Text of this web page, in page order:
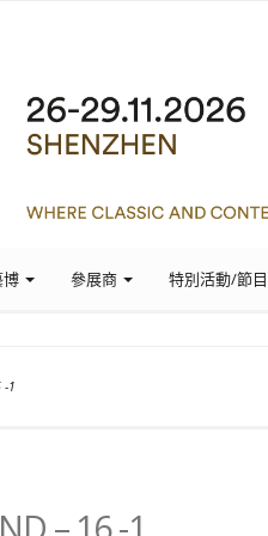
博 參展商 特別活動/節目
-1
– 16 -1